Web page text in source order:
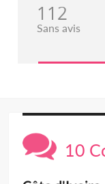
112
Sans avis
10